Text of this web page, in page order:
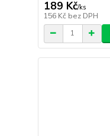
189 Kč/ks
156 Kč bez DPH